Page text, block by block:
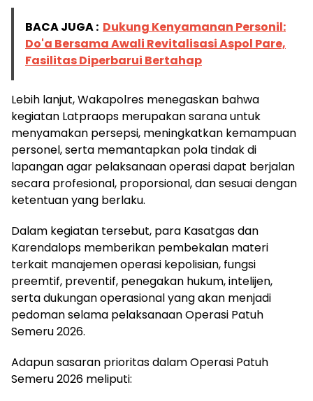
BACA JUGA : Dukung Kenyamanan Personil:
Do'a Bersama Awali Revitalisasi Aspol Pare,
Fasilitas Diperbarui Bertahap
Lebih lanjut, Wakapolres menegaskan bahwa
kegiatan Latpraops merupakan sarana untuk
menyamakan persepsi, meningkatkan kemampuan
personel, serta memantapkan pola tindak di
lapangan agar pelaksanaan operasi dapat berjalan
secara profesional, proporsional, dan sesuai dengan
ketentuan yang berlaku.
Dalam kegiatan tersebut, para Kasatgas dan
Karendalops memberikan pembekalan materi
terkait manajemen operasi kepolisian, fungsi
preemtif, preventif, penegakan hukum, intelijen,
serta dukungan operasional yang akan menjadi
pedoman selama pelaksanaan Operasi Patuh
Semeru 2026.
Adapun sasaran prioritas dalam Operasi Patuh
Semeru 2026 meliputi: